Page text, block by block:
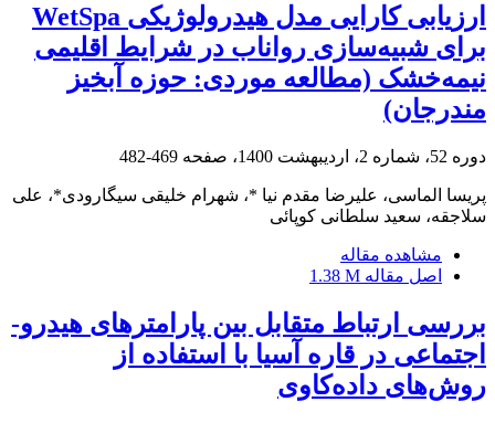
ارزیابی کارایی مدل هیدرولوژیکی WetSpa
برای شبیه‌سازی رواناب در شرایط اقلیمی
نیمه‌خشک (مطالعه موردی: حوزه آبخیز
مندرجان)
دوره 52، شماره 2، اردیبهشت 1400، صفحه 469-482
پریسا الماسی، علیرضا مقدم نیا *، شهرام خلیقی سیگارودی*، علی
سلاجقه، سعید سلطانی کوپائی
مشاهده مقاله
اصل مقاله 1.38 M
بررسی ارتباط متقابل بین پارامتر‏های هیدرو-
اجتماعی در قاره آسیا با استفاده از
روش‌های داده‌کاوی